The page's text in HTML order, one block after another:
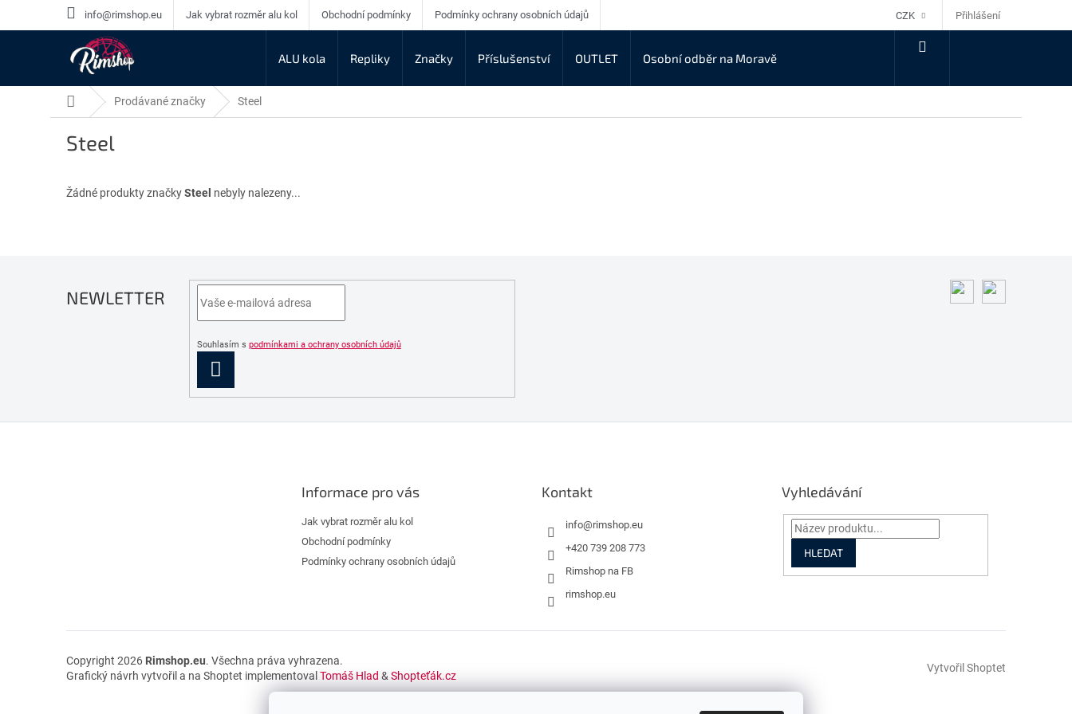
info@rimshop.eu Jak vybrat rozměr alu kol Obchodní podmínky Podmínky ochrany osobních údajů CZK Přihlášení
ALU kola Repliky Značky Příslušenství OUTLET Osobní odběr na Moravě
Domů Prodávané značky Steel
Steel
Žádné produkty značkySteel nebyly nalezeny...
NEWLETTER
Souhlasím s podmínkami a ochrany osobních údajů
SE
Informace pro vás
Jak vybrat rozměr alu kol
Obchodní podmínky
Podmínky ochrany osobních údajů
Kontakt
info@rimshop.eu
+420 739 208 773
Rimshop na FB
rimshop.eu
Vyhledávání
HLEDAT
Vytvořil Shoptet
Copyright 2026 Rimshop.eu. Všechna práva vyhrazena.
Grafický návrh vytvořil a na Shoptet implementoval Tomáš Hlad &Shopteťák.cz